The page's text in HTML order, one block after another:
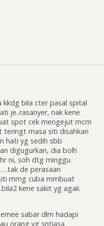
bila cter pasal spital
je..rasanyer, nak kene
spot cek mengejut mcm
masa siti disahkan
hati yg sedih sbb
digugurkan, dia bolh
ni, soh dtg minggu
de perasaan
mmg cuba mmbuat
kene sakit yg agak
sabar dlm hadapi
orang yg sntiasa